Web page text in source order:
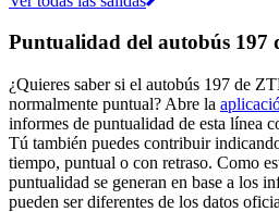
Puntualidad del autobús 197
¿Quieres saber si el autobús 197 de
normalmente puntual? Abre la
informes de puntualidad de esta línea
Tú también puedes contribuir
tiempo, puntual o con retraso. Como
puntualidad se generan en base a los
pueden ser diferentes de los datos